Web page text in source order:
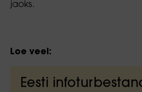
jaoks.
Loe veel:
Eesti